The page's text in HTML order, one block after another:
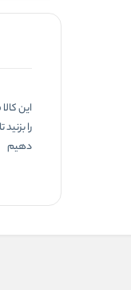
این
را
دهیم